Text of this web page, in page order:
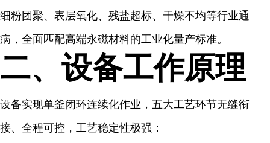
细粉团聚、表层氧化、残盐超标、干燥不均等行业通
病，全面匹配高端永磁材料的工业化量产标准。
二、设备工作原理
设备实现单釜闭环连续化作业，五大工艺环节无缝衔
接、全程可控，工艺稳定性极强：